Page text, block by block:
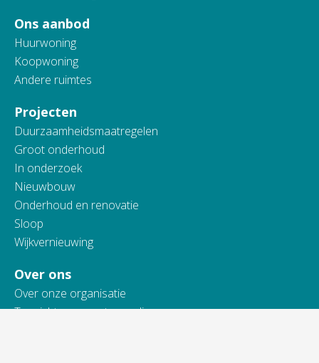
Ons aanbod
Huurwoning
Koopwoning
Andere ruimtes
Projecten
Duurzaamheidsmaatregelen
Groot onderhoud
In onderzoek
Nieuwbouw
Onderhoud en renovatie
Sloop
Wijkvernieuwing
Over ons
Over onze organisatie
Toezicht en verantwoording